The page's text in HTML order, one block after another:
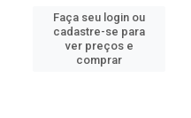
Faça seu login ou
cadastre-se para
ver preços e
comprar